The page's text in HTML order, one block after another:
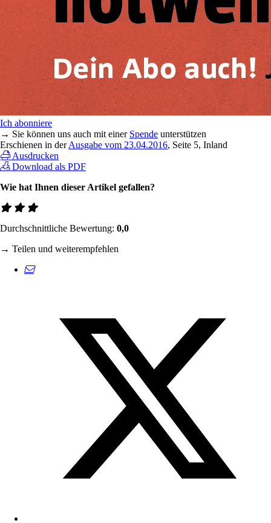
Ich abonniere
→ Sie können uns auch mit einer Spende unterstützen
Erschienen in derAusgabe vom 23.04.2016, Seite 5, Inland
Ausdrucken
Download als PDF
Wie hat Ihnen dieser Artikel gefallen?
Durchschnittliche Bewertung: 0,0
→ Teilen und weiterempfehlen